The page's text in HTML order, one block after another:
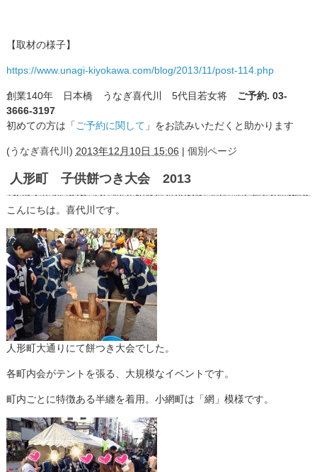
【取材の様子】
https://www.unagi-kiyokawa.com/blog/2013/11/post-114.php
創業140年 日本橋 うなぎ喜代川 5代目若女将 ご予約. 03-
3666-3197
初めての方は「 ご予約に関して 」をお読みいただくと助かります
(うなぎ喜代川 ) 2013年12月10日 15:06 | 個別ページ
人形町 子供餅つき大会 2013
こんにちは。喜代川です。
人形町大通りにて餅つき大会でした。
各町内会がテントを張る、大規模なイベントです。
町内ごとに特徴ある半纏を着用。小網町は「網」模様です。